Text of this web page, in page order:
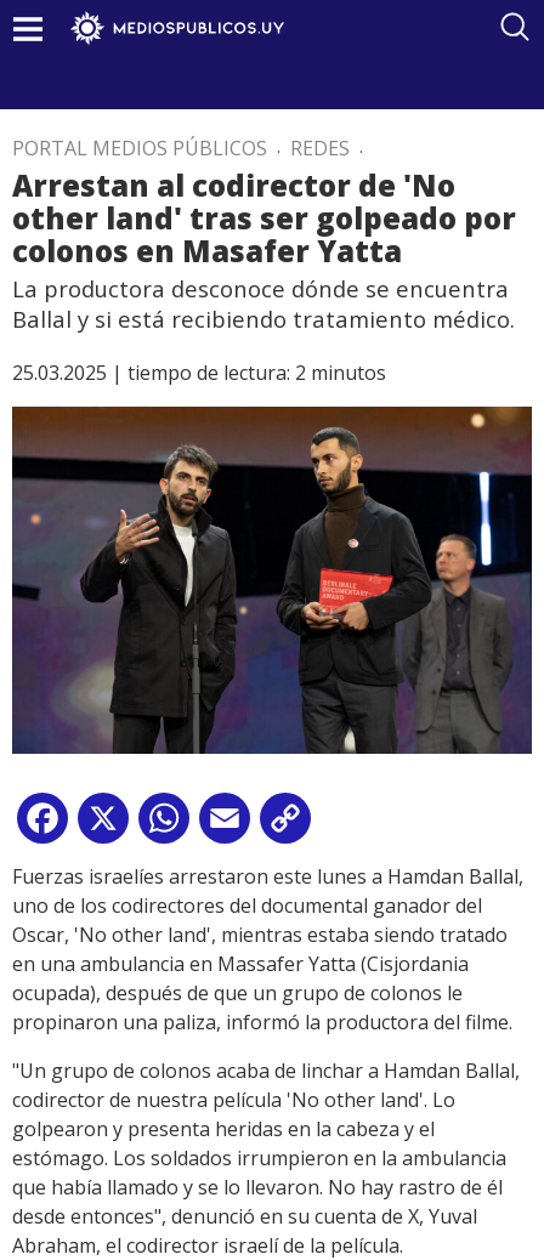
PORTAL MEDIOS PÚBLICOS . REDES .
Arrestan al codirector de 'No
other land' tras ser golpeado por
colonos en Masafer Yatta
La productora desconoce dónde se encuentra
Ballal y si está recibiendo tratamiento médico.
25.03.2025 | tiempo de lectura: 2 minutos
Facebook
X WhatsApp
Email
Link
Fuerzas israelíes arrestaron este lunes a Hamdan Ballal,
uno de los codirectores del documental ganador del
Oscar, 'No other land', mientras estaba siendo tratado
en una ambulancia en Massafer Yatta (Cisjordania
ocupada), después de que un grupo de colonos le
propinaron una paliza, informó la productora del filme.
"Un grupo de colonos acaba de linchar a Hamdan Ballal,
codirector de nuestra película 'No other land'. Lo
golpearon y presenta heridas en la cabeza y el
estómago. Los soldados irrumpieron en la ambulancia
que había llamado y se lo llevaron. No hay rastro de él
desde entonces", denunció en su cuenta de X, Yuval
Abraham, el codirector israelí de la película.